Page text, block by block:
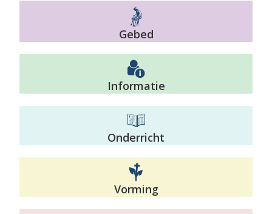
Gebed
Informatie
Onderricht
Vorming